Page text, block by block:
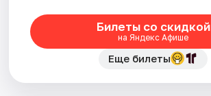
Билеты со скидкой
на Яндекс Афише
Еще билеты